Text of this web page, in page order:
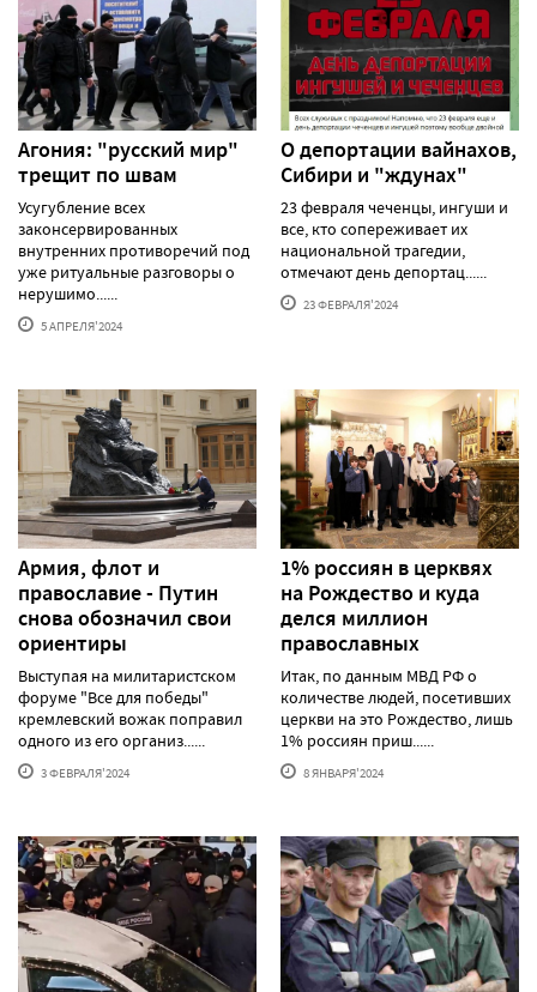
Агония: "русский мир"
трещит по швам
Усугубление всех
законсервированных
внутренних противоречий под
уже ритуальные разговоры о
нерушимо......
5 АПРЕЛЯ'2024
О депортации вайнахов,
Сибири и "ждунах"
23 февраля чеченцы, ингуши и
все, кто сопереживает их
национальной трагедии,
отмечают день депортац......
23 ФЕВРАЛЯ'2024
Армия, флот и
православие - Путин
снова обозначил свои
ориентиры
Выступая на милитаристском
форуме "Все для победы"
кремлевский вожак поправил
одного из его организ......
3 ФЕВРАЛЯ'2024
1% россиян в церквях
на Рождество и куда
делся миллион
православных
Итак, по данным МВД РФ о
количестве людей, посетивших
церкви на это Рождество, лишь
1% россиян приш......
8 ЯНВАРЯ'2024